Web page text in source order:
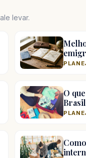
levar.
O
Brasil